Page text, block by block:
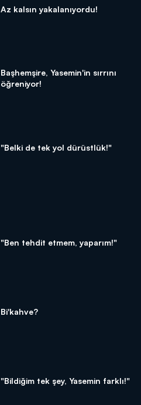
Az kalsın yakalanıyordu!
Başhemşire, Yasemin'in sırrını
öğreniyor!
"Belki de tek yol dürüstlük!"
"Ben tehdit etmem, yaparım!"
Bi'kahve?
"Bildiğim tek şey, Yasemin farklı!"